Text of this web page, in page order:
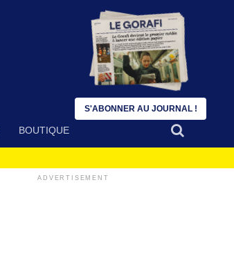
BOUTIQUE
ADVERTISEMENT
S'ABONNER AU JOURNAL !